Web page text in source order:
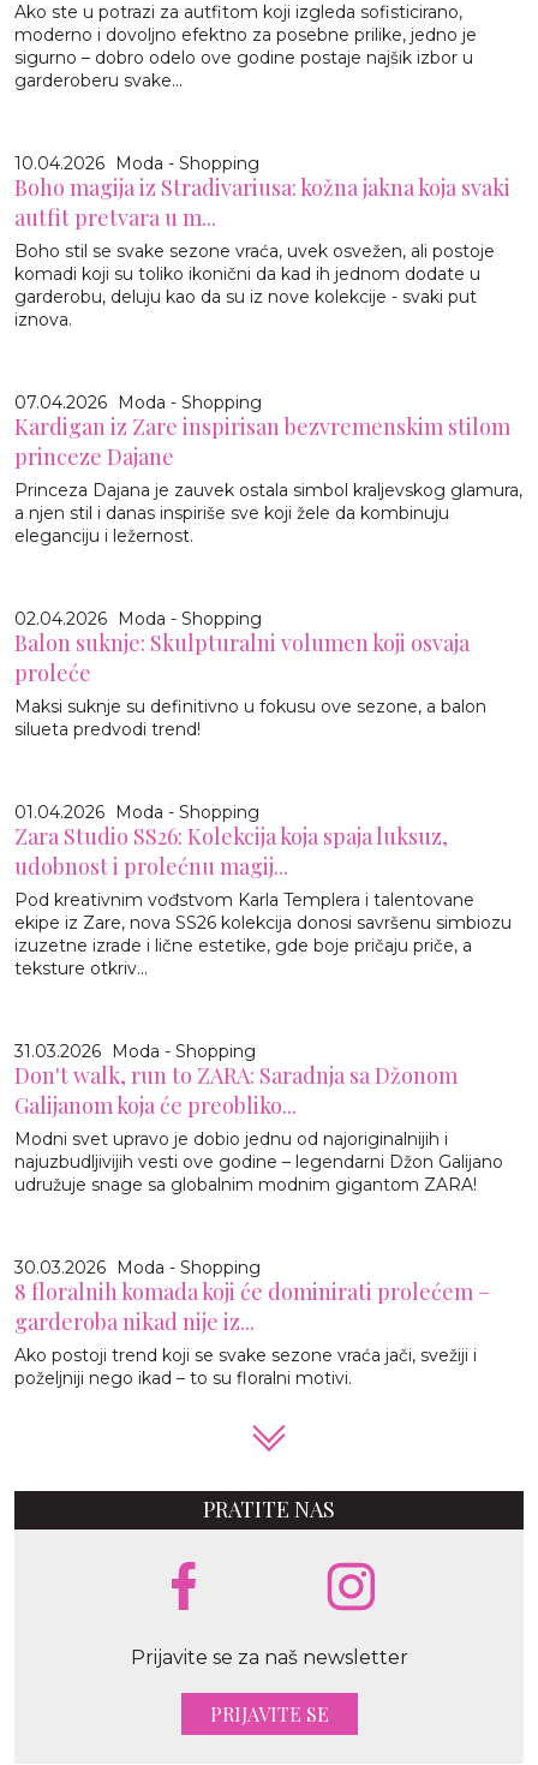
Ako ste u potrazi za autfitom koji izgleda sofisticirano,
moderno i dovoljno efektno za posebne prilike, jedno je
sigurno – dobro odelo ove godine postaje najšik izbor u
garderoberu svake...
10.04.2026 Moda - Shopping
Boho magija iz Stradivariusa: kožna jakna koja svaki
autfit pretvara u m...
Boho stil se svake sezone vraća, uvek osvežen, ali postoje
komadi koji su toliko ikonični da kad ih jednom dodate u
garderobu, deluju kao da su iz nove kolekcije - svaki put
iznova.
07.04.2026 Moda - Shopping
Kardigan iz Zare inspirisan bezvremenskim stilom
princeze Dajane
Princeza Dajana je zauvek ostala simbol kraljevskog glamura,
a njen stil i danas inspiriše sve koji žele da kombinuju
eleganciju i ležernost.
02.04.2026 Moda - Shopping
Balon suknje: Skulpturalni volumen koji osvaja
proleće
Maksi suknje su definitivno u fokusu ove sezone, a balon
silueta predvodi trend!
01.04.2026 Moda - Shopping
Zara Studio SS26: Kolekcija koja spaja luksuz,
udobnost i prolećnu magij...
Pod kreativnim vođstvom Karla Templera i talentovane
ekipe iz Zare, nova SS26 kolekcija donosi savršenu simbiozu
izuzetne izrade i lične estetike, gde boje pričaju priče, a
teksture otkriv...
31.03.2026 Moda - Shopping
Don't walk, run to ZARA: Saradnja sa Džonom
Galijanom koja će preobliko...
Modni svet upravo je dobio jednu od najoriginalnijih i
najuzbudljivijih vesti ove godine – legendarni Džon Galijano
udružuje snage sa globalnim modnim gigantom ZARA!
30.03.2026 Moda - Shopping
8 floralnih komada koji će dominirati prolećem –
garderoba nikad nije iz...
Ako postoji trend koji se svake sezone vraća jači, svežiji i
poželjniji nego ikad – to su floralni motivi.
PRATITE NAS
Prijavite se za naš newsletter
PRIJAVITE SE